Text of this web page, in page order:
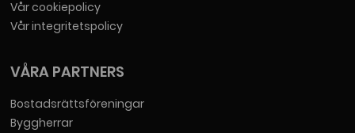
Vår cookiepolicy
Vår integritetspolicy
VÅRA PARTNERS
Bostadsrättsföreningar
Byggherrar